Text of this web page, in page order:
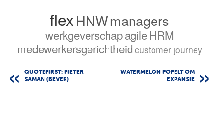
flexHNWmanagers
werkgeverschapagile HRM
medewerkersgerichtheid customer journey
QUOTEFIRST: PIETER
SAMAN (BEVER)
WATERMELON POPELT OM
EXPANSIE